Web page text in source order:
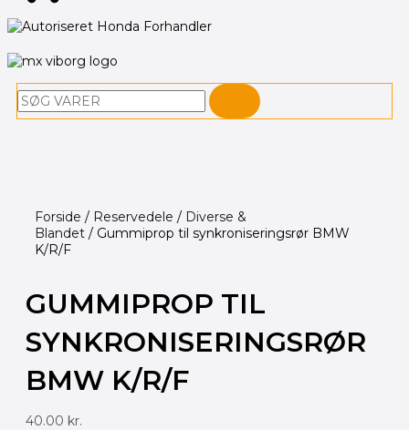
Søg
Forside / Reservedele / Diverse &
Blandet / Gummiprop til synkroniseringsrør BMW
K/R/F
GUMMIPROP TIL
SYNKRONISERINGSRØR
BMW K/R/F
40.00 kr.